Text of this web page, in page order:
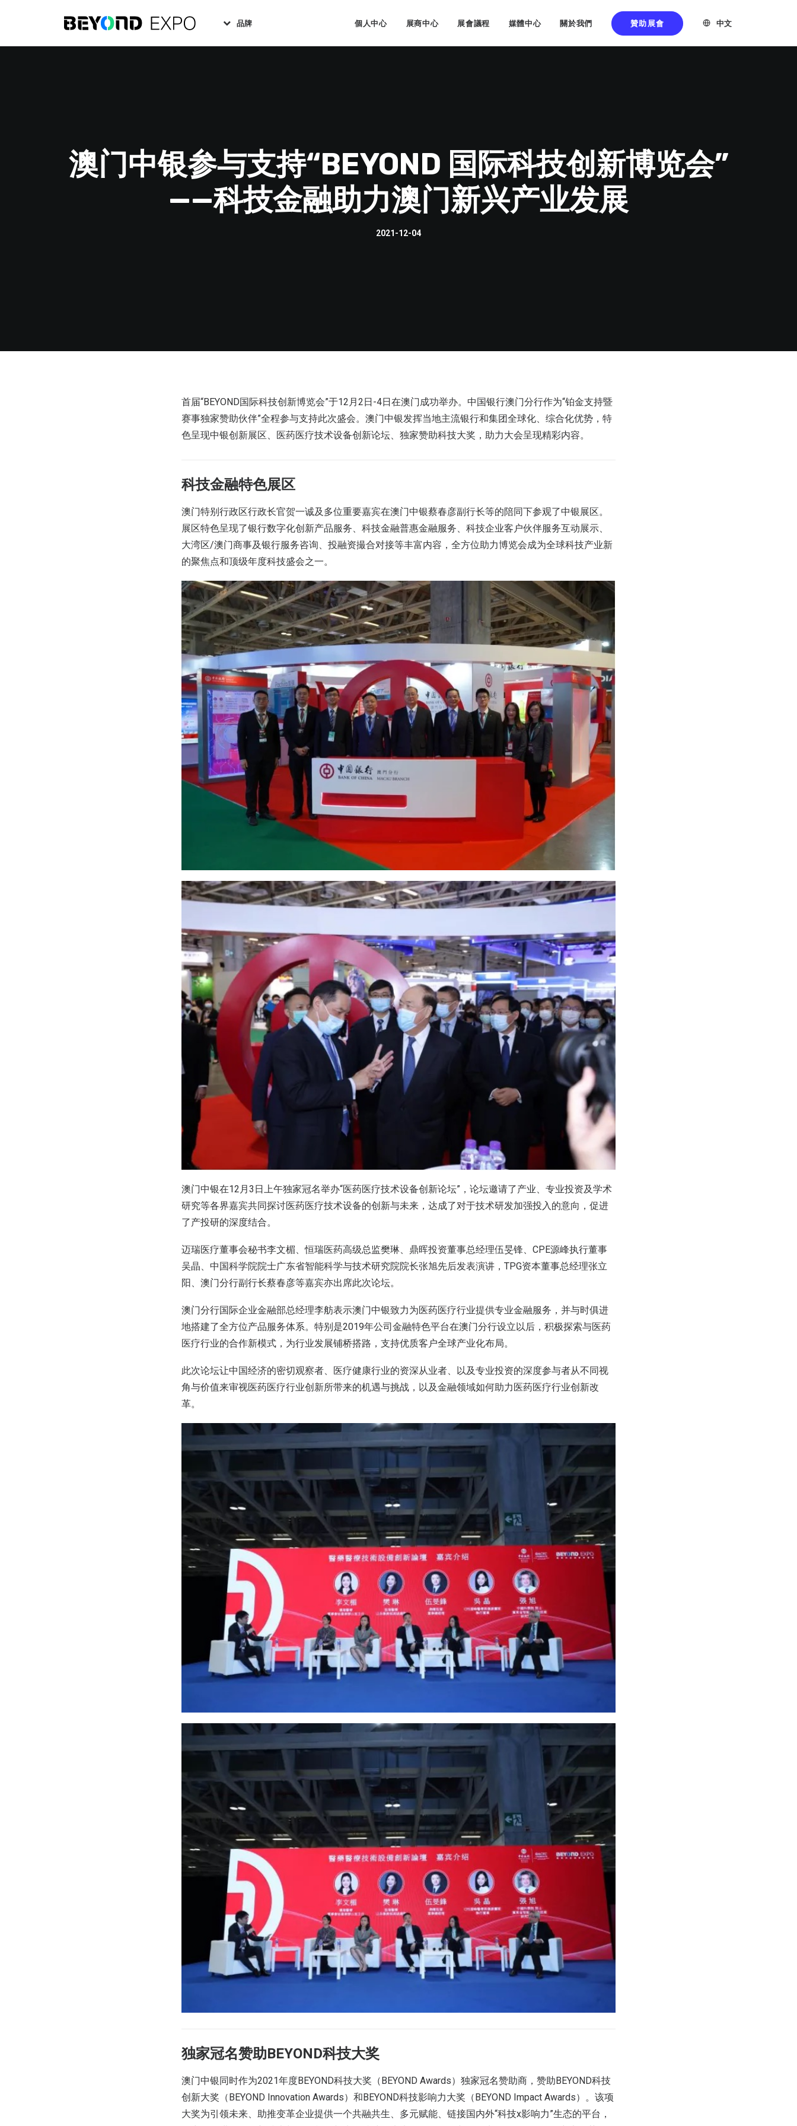
品牌 個人中心 展商中心 展會議程 媒體中心 關於我們 贊助展會 中文
澳门中银参与支持“BEYOND 国际科技创新博览会”
——科技金融助力澳门新兴产业发展
2021-12-04
首届“BEYOND国际科技创新博览会”于12月2日-4日在澳门成功举办。中国银行澳门分行作为“铂金支持暨
赛事独家赞助伙伴”全程参与支持此次盛会。澳门中银发挥当地主流银行和集团全球化、综合化优势，特
色呈现中银创新展区、医药医疗技术设备创新论坛、独家赞助科技大奖，助力大会呈现精彩内容。
科技金融特色展区
澳门特别行政区行政长官贺一诚及多位重要嘉宾在澳门中银蔡春彦副行长等的陪同下参观了中银展区。
展区特色呈现了银行数字化创新产品服务、科技金融普惠金融服务、科技企业客户伙伴服务互动展示、
大湾区/澳门商事及银行服务咨询、投融资撮合对接等丰富内容，全方位助力博览会成为全球科技产业新
的聚焦点和顶级年度科技盛会之一。
澳门中银在12月3日上午独家冠名举办“医药医疗技术设备创新论坛”，论坛邀请了产业、专业投资及学术
研究等各界嘉宾共同探讨医药医疗技术设备的创新与未来，达成了对于技术研发加强投入的意向，促进
了产投研的深度结合。
迈瑞医疗董事会秘书李文楣、恒瑞医药高级总监樊琳、鼎晖投资董事总经理伍旻锋、CPE源峰执行董事
吴晶、中国科学院院士广东省智能科学与技术研究院院长张旭先后发表演讲，TPG资本董事总经理张立
阳、澳门分行副行长蔡春彦等嘉宾亦出席此次论坛。
澳门分行国际企业金融部总经理李舫表示澳门中银致力为医药医疗行业提供专业金融服务，并与时俱进
地搭建了全方位产品服务体系。特别是2019年公司金融特色平台在澳门分行设立以后，积极探索与医药
医疗行业的合作新模式，为行业发展铺桥搭路，支持优质客户全球产业化布局。
此次论坛让中国经济的密切观察者、医疗健康行业的资深从业者、以及专业投资的深度参与者从不同视
角与价值来审视医药医疗行业创新所带来的机遇与挑战，以及金融领域如何助力医药医疗行业创新改
革。
独家冠名赞助BEYOND科技大奖
澳门中银同时作为2021年度BEYOND科技大奖（BEYOND Awards）独家冠名赞助商，赞助BEYOND科技
创新大奖（BEYOND Innovation Awards）和BEYOND科技影响力大奖（BEYOND Impact Awards）。该项
大奖为引领未来、助推变革企业提供一个共融共生、多元赋能、链接国内外“科技x影响力”生态的平台，